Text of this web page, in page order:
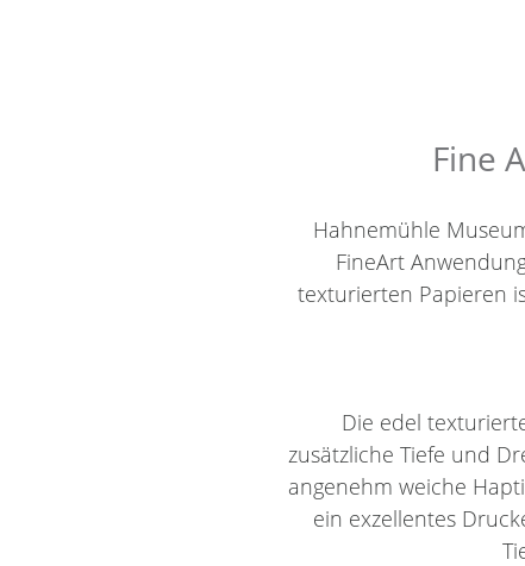
Fine
Hahnemühle
FineArt
texturierten Papieren
Die edel
zusätzliche Tiefe und
angenehm weiche
ein exzellentes